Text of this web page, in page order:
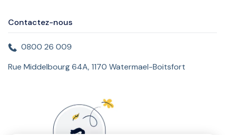
Contactez-nous
0800 26 009
Rue Middelbourg 64A, 1170 Watermael-Boitsfort